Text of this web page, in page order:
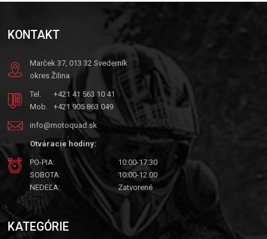
KONTAKT
Marček 37, 013 32 Svederník
okres Žilina
Tel.
+421 41 563 10 41
Mob.
+421 905 863 049
info@motoquad.sk
Otváracie hodiny:
PO-PIA:
10:00-17:30
SOBOTA:
10:00-12:00
NEDEĽA:
Zatvorené
KATEGÓRIE